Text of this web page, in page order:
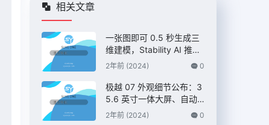
相关文章
一张图即可 0.5 秒生成三
维建模，Stability AI 推出
“Stable Fast 3D”模型
2年前 (2024) 0
极越 07 外观细节公布：3
5.6 英寸一体大屏、自动
升降尾翼，定位 C 级纯电
2年前 (2024) 0